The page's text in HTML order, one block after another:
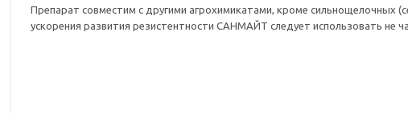
Препарат совместим с другими агрохимикатами, кроме
ускорения развития резистентности САНМАЙТ следует использовать не